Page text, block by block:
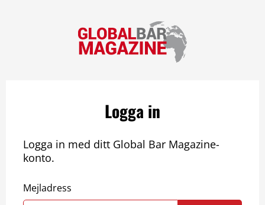
Logga in
Logga in med ditt Global Bar Magazine-
konto.
Mejladress